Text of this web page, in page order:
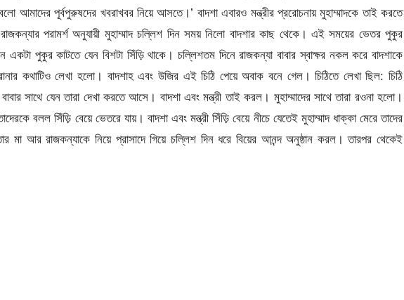
আমাদের পূর্বপুরুষদের খবরাখবর নিয়ে আসতে।’ বাদশা এবারও মন্ত্রীর প্ররোচনায় মুহাম্মাদকে তাই করতে
পরামর্শ অনুযায়ী মুহাম্মাদ চল্লিশ দিন সময় নিলো বাদশার কাছ থেকে। এই সময়ের ভেতর পুকুর
একটা পুকুর কাটতে যেন বিশটা সিঁড়ি থাকে। চল্লিশতম দিনে রাজকন্যা বাবার স্বাক্ষর নকল করে বাদশাকে
কথাটিও লেখা হলো। বাদশাহ এবং উজির এই চিঠি পেয়ে অবাক বনে গেল। চিঠিতে লেখা ছিল: চিঠি
বাবার সাথে যেন তারা দেখা করতে আসে। বাদশা এবং মন্ত্রী তাই করল। মুহাম্মাদের সাথে তারা রওনা হলো।
বলল সিঁড়ি বেয়ে ভেতরে যায়। বাদশা এবং মন্ত্রী সিঁড়ি বেয়ে নীচে যেতেই মুহাম্মাদ ধাক্কা মেরে তাদের
মা আর রাজকন্যাকে নিয়ে প্রাসাদে গিয়ে চল্লিশ দিন ধরে বিয়ের আনন্দ অনুষ্ঠান করল। তারপর থেকেই